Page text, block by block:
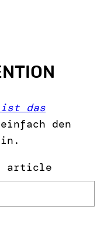
ist das
den
article